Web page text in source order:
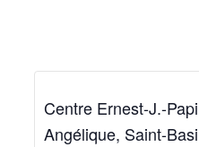
Centre Ernest-J.-
Angélique, Saint-